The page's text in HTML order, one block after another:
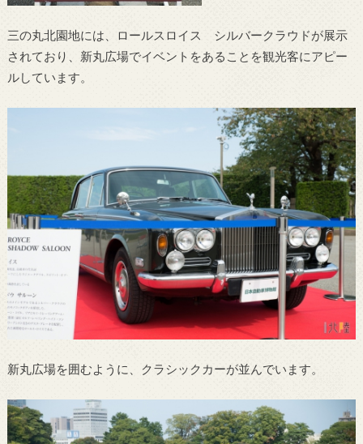
三の丸北園地には、ロールスロイス シルバークラウドが展示
されており、新丸広場でイベントをあることを観光客にアピー
ルしています。
新丸広場を囲むように、クラシックカーが並んでいます。